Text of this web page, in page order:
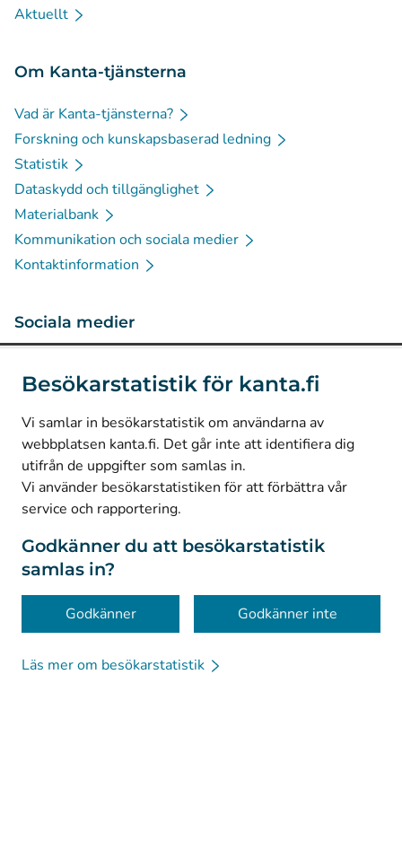
Besökarstatistik för kanta.fi
Vi samlar in besökarstatistik om användarna av
webbplatsen kanta.fi. Det går inte att identifiera dig
utifrån de uppgifter som samlas in.
Vi använder besökarstatistiken för att förbättra vår
service och rapportering.
Godkänner du att besökarstatistik
samlas in?
Godkänner Godkänner inte
Läs mer om besökarstatistik
Aktuellt
Om Kanta-tjänsterna
Vad är Kanta-tjänsterna?
Forskning och kunskapsbaserad ledning
Statistik
Dataskydd och tillgänglighet
Materialbank
Kommunikation och sociala medier
Kontaktinformation
Sociala medier
LinkedIn(Avautuu uuteen välilehteen)
Facebook
Avautuu uuteen välilehteen)
© Kanta-Palvelut, Kansaneläkelaitos
Dataskydd
Om webbplatsen
Tillgänglighet
Kakor